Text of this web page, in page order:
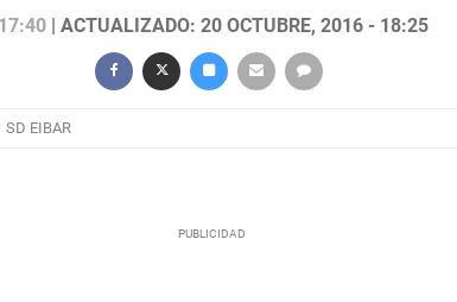
| ACTUALIZADO: 20 OCTUBRE, 2016 - 18:25
SD EIBAR